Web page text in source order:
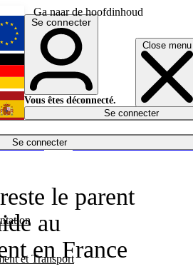
Ga naar de hoofdinhoud
Close menu
Se connecter
et Transport
Économie
English
Deutsch
Español
Se connecter
Vous êtes déconnecté.
Se connecter
le parent
au
en France